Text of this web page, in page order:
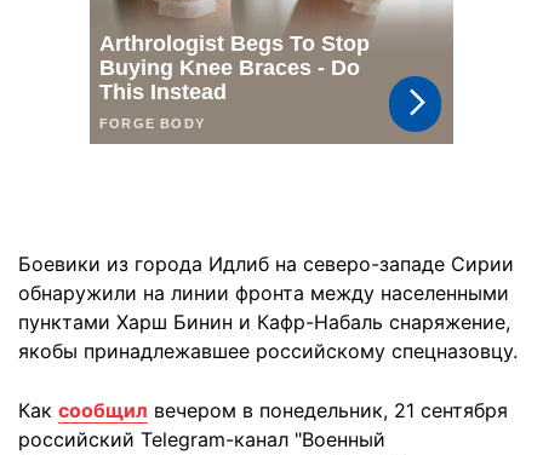
Боевики из города Идлиб на северо-западе Сирии
обнаружили на линии фронта между населенными
пунктами Харш Бинин и Кафр-Набаль снаряжение,
якобы принадлежавшее российскому спецназовцу.
Как сообщил вечером в понедельник, 21 сентября
российский Telegram-канал "Военный